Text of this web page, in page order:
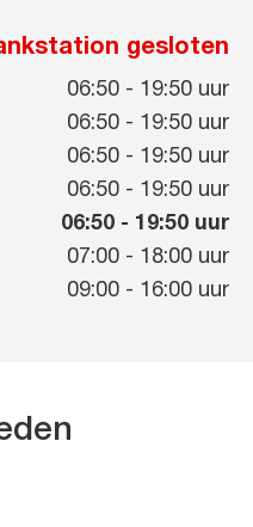
gesloten
06:50 - 19:50 uur
06:50 - 19:50 uur
06:50 - 19:50 uur
06:50 - 19:50 uur
06:50 - 19:50 uur
07:00 - 18:00 uur
09:00 - 16:00 uur